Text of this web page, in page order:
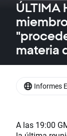
ÚLTIMA
materia
A las 19:00
Informes